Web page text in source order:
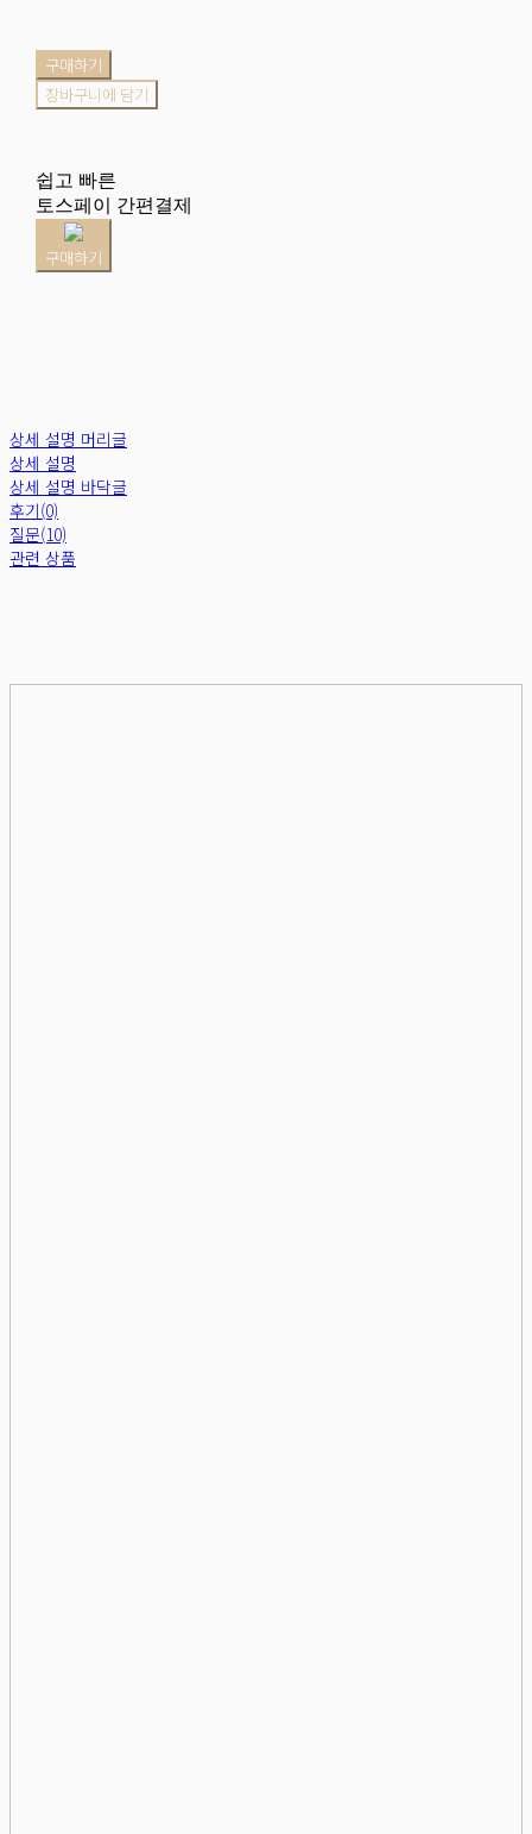
구매하기
장바구니에 담기
쉽고 빠른
토스페이 간편결제
구매하기
상세 설명 머리글
상세 설명
상세 설명 바닥글
후기(0)
질문(10)
관련 상품